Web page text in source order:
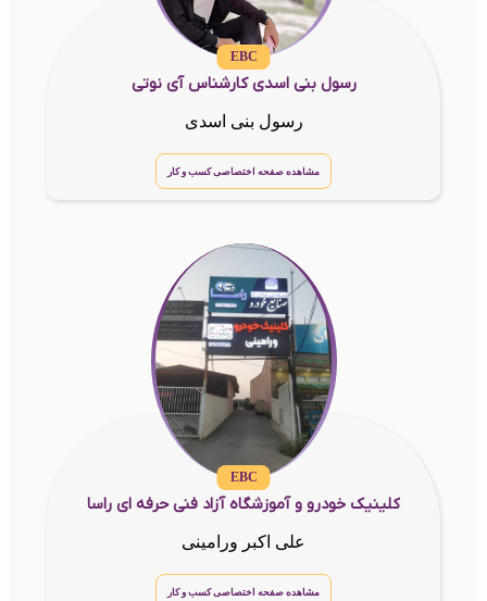
EBC
رسول بنی اسدی کارشناس آی نوتی
رسول بنی اسدی
مشاهده صفحه اختصاصی کسب و کار
EBC
کلینیک خودرو و آموزشگاه آزاد فنی حرفه ای راسا
علی اکبر ورامینی
مشاهده صفحه اختصاصی کسب و کار